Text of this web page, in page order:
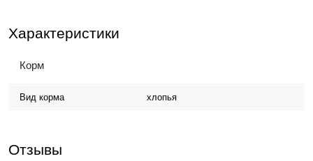
Характеристики
Корм
Вид корма хлопья
Отзывы